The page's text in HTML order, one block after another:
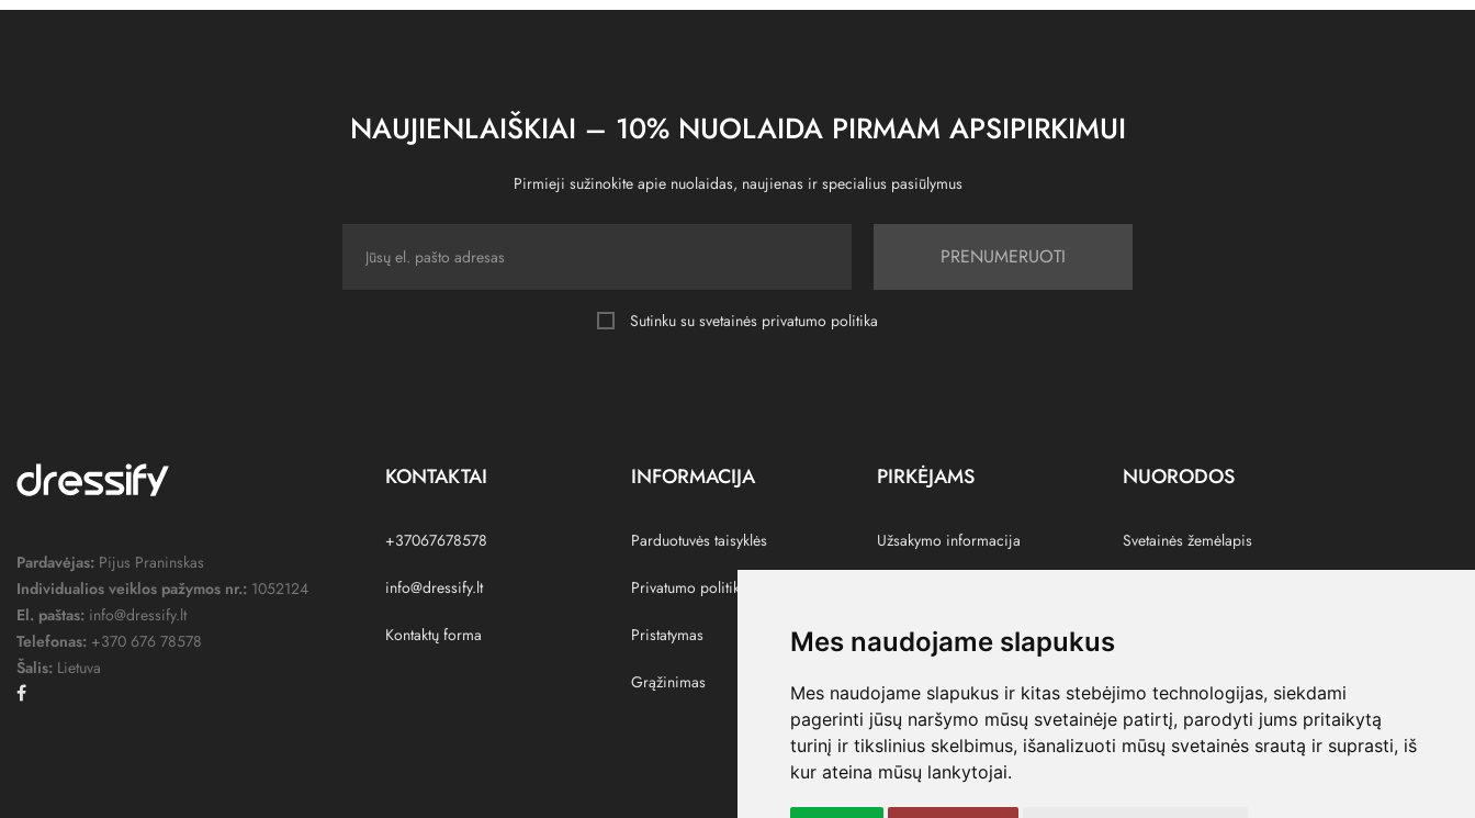
Mes naudojame slapukus
Mes naudojame slapukus ir kitas stebėjimo technologijas, siekdami
pagerinti jūsų naršymo mūsų svetainėje patirtį, parodyti jums pritaikytą
turinį ir tikslinius skelbimus, išanalizuoti mūsų svetainės srautą ir suprasti, iš
kur ateina mūsų lankytojai.
NAUJIENLAIŠKIAI – 10% NUOLAIDA PIRMAM APSIPIRKIMUI
Pirmieji sužinokite apie nuolaidas, naujienas ir specialius pasiūlymus
PRENUMERUOTI
Sutinku su svetainės privatumo politika
Pardavėjas: Pijus Praninskas
Individualios veiklos pažymos nr.: 1052124
El. paštas: info@dressify.lt
Telefonas: +370 676 78578
Šalis: Lietuva
KONTAKTAI
+37067678578
info@dressify.lt
Kontaktų forma
INFORMACIJA
Parduotuvės taisyklės
Privatumo politika
Pristatymas
Grąžinimas
PIRKĖJAMS
Užsakymo informacija
Paskyra
Pamėgtos prekės
NUORODOS
Svetainės žemėlapis